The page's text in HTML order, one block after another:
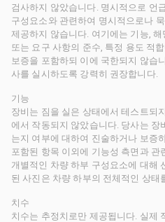
검사하지 않았습니다. 명시적으로 언
구성요소와 관련하여 명시적으로나
제공하지 않습니다. 여기에는 기능,
또는 요구 사항의 준수, 특정 용도 적
보증을 포함하되 이에 국한되지 않습
사를 실시하도록 강력히 권장합니다.
기능
장비는 짐을 실은 상태에서 테스트되
에서 작동되지 않았습니다. 당사는
는지 여부에 대하여 진술하거나 보증
포함된 항목 이외에 기능성 측면과 관
개별적인 차량 하부 구성요소에 대해
된 사진은 차량 하부의 전체적인 상태
치수
치수는 추정치로만 제공됩니다. 실제